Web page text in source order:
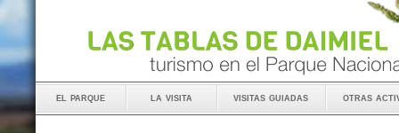
el parque la visita visitas guiadas otras